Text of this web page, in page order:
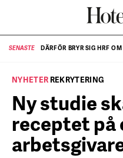
SENASTE DÄRFÖR BRYR SIG HRF
NYHETER REKRYTERING
Ny studie
receptet